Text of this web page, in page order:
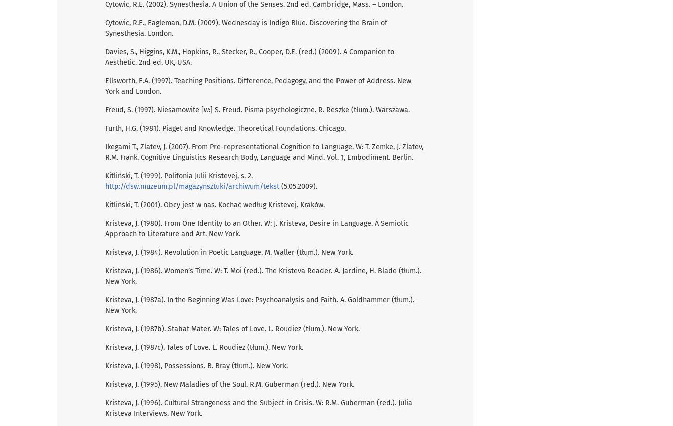
Cytowic, R.E. (2002). Synesthesia. A Union of the Senses. 2nd ed. Cambridge, Mass. – London.
Cytowic, R.E., Eagleman, D.M. (2009). Wednesday is Indigo Blue. Discovering the Brain of
Synesthesia. London.
Davies, S., Higgins, K.M., Hopkins, R., Stecker, R., Cooper, D.E. (red.) (2009). A Companion to
Aesthetic. 2nd ed. UK, USA.
Ellsworth, E.A. (1997). Teaching Positions. Difference, Pedagogy, and the Power of Address. New
York and London.
Freud, S. (1997). Niesamowite [w:] S. Freud. Pisma psychologiczne. R. Reszke (tłum.). Warszawa.
Furth, H.G. (1981). Piaget and Knowledge. Theoretical Foundations. Chicago.
Ikegami T., Zlatev, J. (2007). From Pre-representational Cognition to Language. W: T. Zemke, J. Zlatev,
R.M. Frank. Cognitive Linguistics Research Body, Language and Mind. Vol. 1, Embodiment. Berlin.
Kitliński, T. (1999). Polifonia Julii Kristevej, s. 2.
http://dsw.muzeum.pl/magazynsztuki/archiwum/tekst (5.05.2009).
Kitliński, T. (2001). Obcy jest w nas. Kochać według Kristevej. Kraków.
Kristeva, J. (1980). From One Identity to an Other. W: J. Kristeva, Desire in Language. A Semiotic
Approach to Literature and Art. New York.
Kristeva, J. (1984). Revolution in Poetic Language. M. Waller (tłum.). New York.
Kristeva, J. (1986). Women’s Time. W: T. Moi (red.). The Kristeva Reader. A. Jardine, H. Blade (tłum.).
New York.
Kristeva, J. (1987a). In the Beginning Was Love: Psychoanalysis and Faith. A. Goldhammer (tłum.).
New York.
Kristeva, J. (1987b). Stabat Mater. W: Tales of Love. L. Roudiez (tłum.). New York.
Kristeva, J. (1987c). Tales of Love. L. Roudiez (tłum.). New York.
Kristeva, J. (1998), Possessions. B. Bray (tłum.). New York.
Kristeva, J. (1995). New Maladies of the Soul. R.M. Guberman (red.). New York.
Kristeva, J. (1996). Cultural Strangeness and the Subject in Crisis. W: R.M. Guberman (red.). Julia
Kristeva Interviews. New York.